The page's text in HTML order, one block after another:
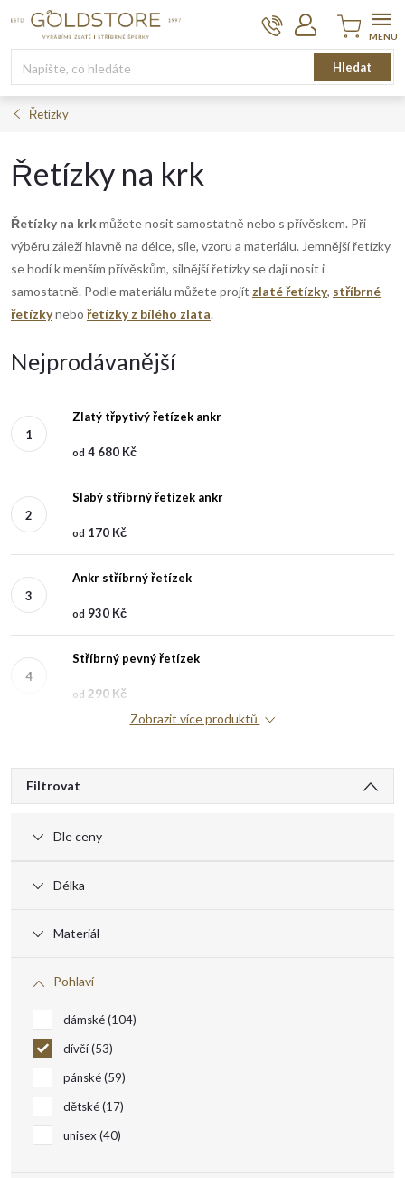
Hledat
Nákupní
košík
Řetízky
Řetízky na krk
Řetízky na krkmůžete nosit samostatně nebo s přívěskem. Při
výběru záleží hlavně na délce, síle, vzoru a materiálu. Jemnější řetízky
se hodí k menším přívěskům, silnější řetízky se dají nosit i
samostatně. Podle materiálu můžete projít zlaté řetízky, stříbrné
řetízkynebo řetízky z bílého zlata.
Nejprodávanější
Zlatý třpytivý řetízek ankr
od 4 680 Kč
Slabý stříbrný řetízek ankr
od 170 Kč
Ankr stříbrný řetízek
od 930 Kč
Stříbrný pevný řetízek
od 290 Kč
Zobrazit více produktů
Filtrovat
Dle ceny
Délka
Materiál
Pohlaví
dámské 104
dívčí 53
pánské 59
dětské 17
unisex 40
V